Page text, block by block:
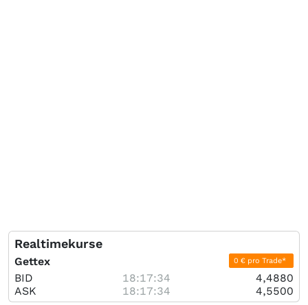
Realtimekurse
Gettex 0 € pro Trade*
BID 18:17:34
4,4880
ASK
18:17:34 4,5500